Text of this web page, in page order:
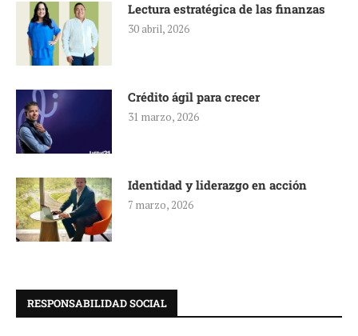
Lectura estratégica de las finanzas
30 abril, 2026
Crédito ágil para crecer
31 marzo, 2026
Identidad y liderazgo en acción
7 marzo, 2026
RESPONSABILIDAD SOCIAL